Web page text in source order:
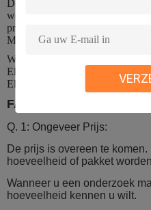
De garantiedienst zal worden
wordt veroorzaakt, verstrekt
producten. In tegendeel, zal
Meer informatie, te doorbladeren
Wij bieden velen Elektronisch
Elektrisch deadboltslot,
Elektronisch slot. Deurslot.
FAQ
Q. 1: Ongeveer Prijs:
De prijs is overeen te
hoeveelheid of pakket
Wanneer u een onderzoek
hoeveelheid kennen u wilt.